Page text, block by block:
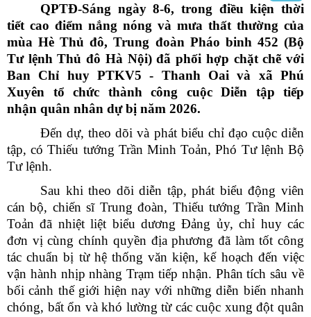
QPTĐ-Sáng ngày 8-6, trong điều kiện thời
tiết cao điểm nắng nóng và mưa thất thường của
mùa Hè Thủ đô, Trung đoàn Pháo binh 452 (Bộ
Tư lệnh Thủ đô Hà Nội) đã phối hợp chặt chẽ với
Ban Chỉ huy PTKV5 - Thanh Oai và xã Phú
Xuyên tổ chức thành công cuộc Diễn tập tiếp
nhận quân nhân dự bị năm 2026.
Đến dự, theo dõi và phát biểu chỉ đạo cuộc diễn
tập, có Thiếu tướng Trần Minh Toản, Phó Tư lệnh Bộ
Tư lệnh.
Sau khi theo dõi diễn tập, phát biểu động viên
cán bộ, chiến sĩ Trung đoàn, Thiếu tướng Trần Minh
Toản đã nhiệt liệt biểu dương Đảng ủy, chỉ huy các
đơn vị cùng chính quyền địa phương đã làm tốt công
tác chuẩn bị từ hệ thống văn kiện, kế hoạch đến việc
vận hành nhịp nhàng Trạm tiếp nhận. Phân tích sâu về
bối cảnh thế giới hiện nay với những diễn biến nhanh
chóng, bất ổn và khó lường từ các cuộc xung đột quân